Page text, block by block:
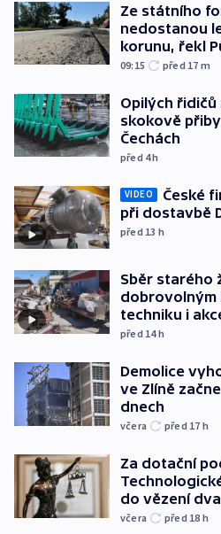
Ze státního
nedostanou
korunu, řekl
09:15 před 17 m
Opilých
skokově
Čechách
před 4h
VIDEO
České
při dostavbě
před 13 h
Sběr starého
dobrovolným
techniku i
před 14h
Demolice
ve Zlíně
dnech
včera před 17 h
Za dotační
do vězení
včera před 18 h